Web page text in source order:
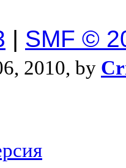
| SMF ©
2010, by